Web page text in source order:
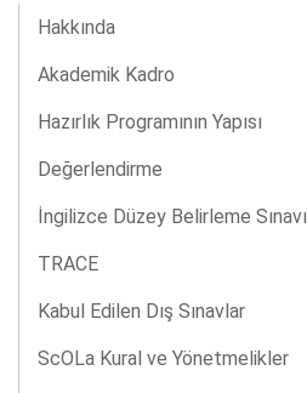
Hakkında
Akademik Kadro
Hazırlık Programının Yapısı
Değerlendirme
İngilizce Düzey Belirleme Sınavı
TRACE
Kabul Edilen Dış Sınavlar
ScOLa Kural ve Yönetmelikler